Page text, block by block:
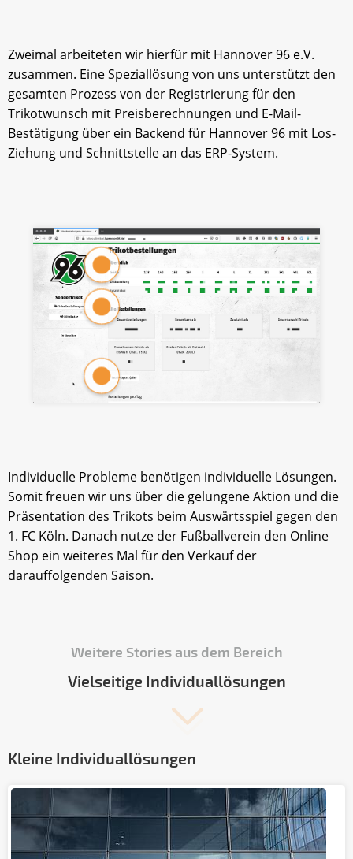
Zweimal arbeiteten wir hierfür mit Hannover 96 e.V.
zusammen. Eine Speziallösung von uns unterstützt den
gesamten Prozess von der Registrierung für den
Trikotwunsch mit Preisberechnungen und E-Mail-
Bestätigung über ein Backend für Hannover 96 mit Los-
Ziehung und Schnittstelle an das ERP-System.
Individuelle Probleme benötigen individuelle Lösungen.
Somit freuen wir uns über die gelungene Aktion und die
Präsentation des Trikots beim Auswärtsspiel gegen den
1. FC Köln. Danach nutze der Fußballverein den Online
Shop ein weiteres Mal für den Verkauf der
darauffolgenden Saison.
Weitere Stories aus dem Bereich
Vielseitige Individuallösungen
Kleine Individuallösungen